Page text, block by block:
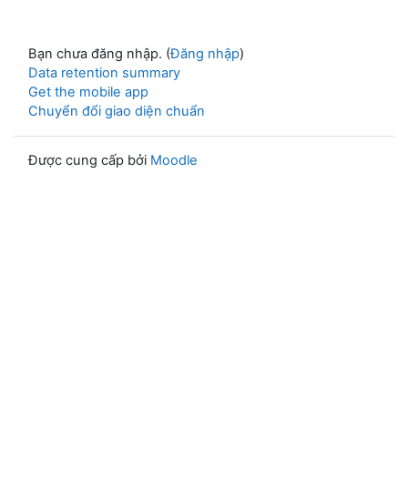
Bạn chưa đăng nhập. (Đăng nhập)
Data retention summary
Get the mobile app
Chuyển đổi giao diện chuẩn
Được cung cấp bởi Moodle